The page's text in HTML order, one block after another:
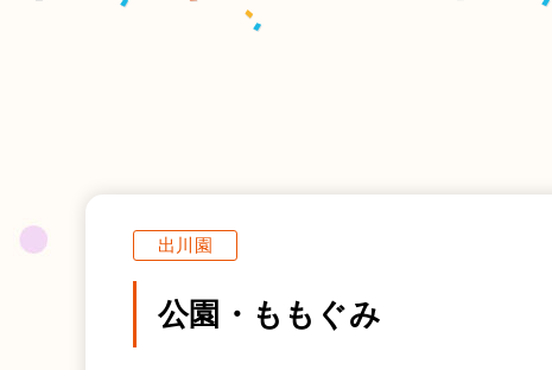
出川園
公園・ももぐみ